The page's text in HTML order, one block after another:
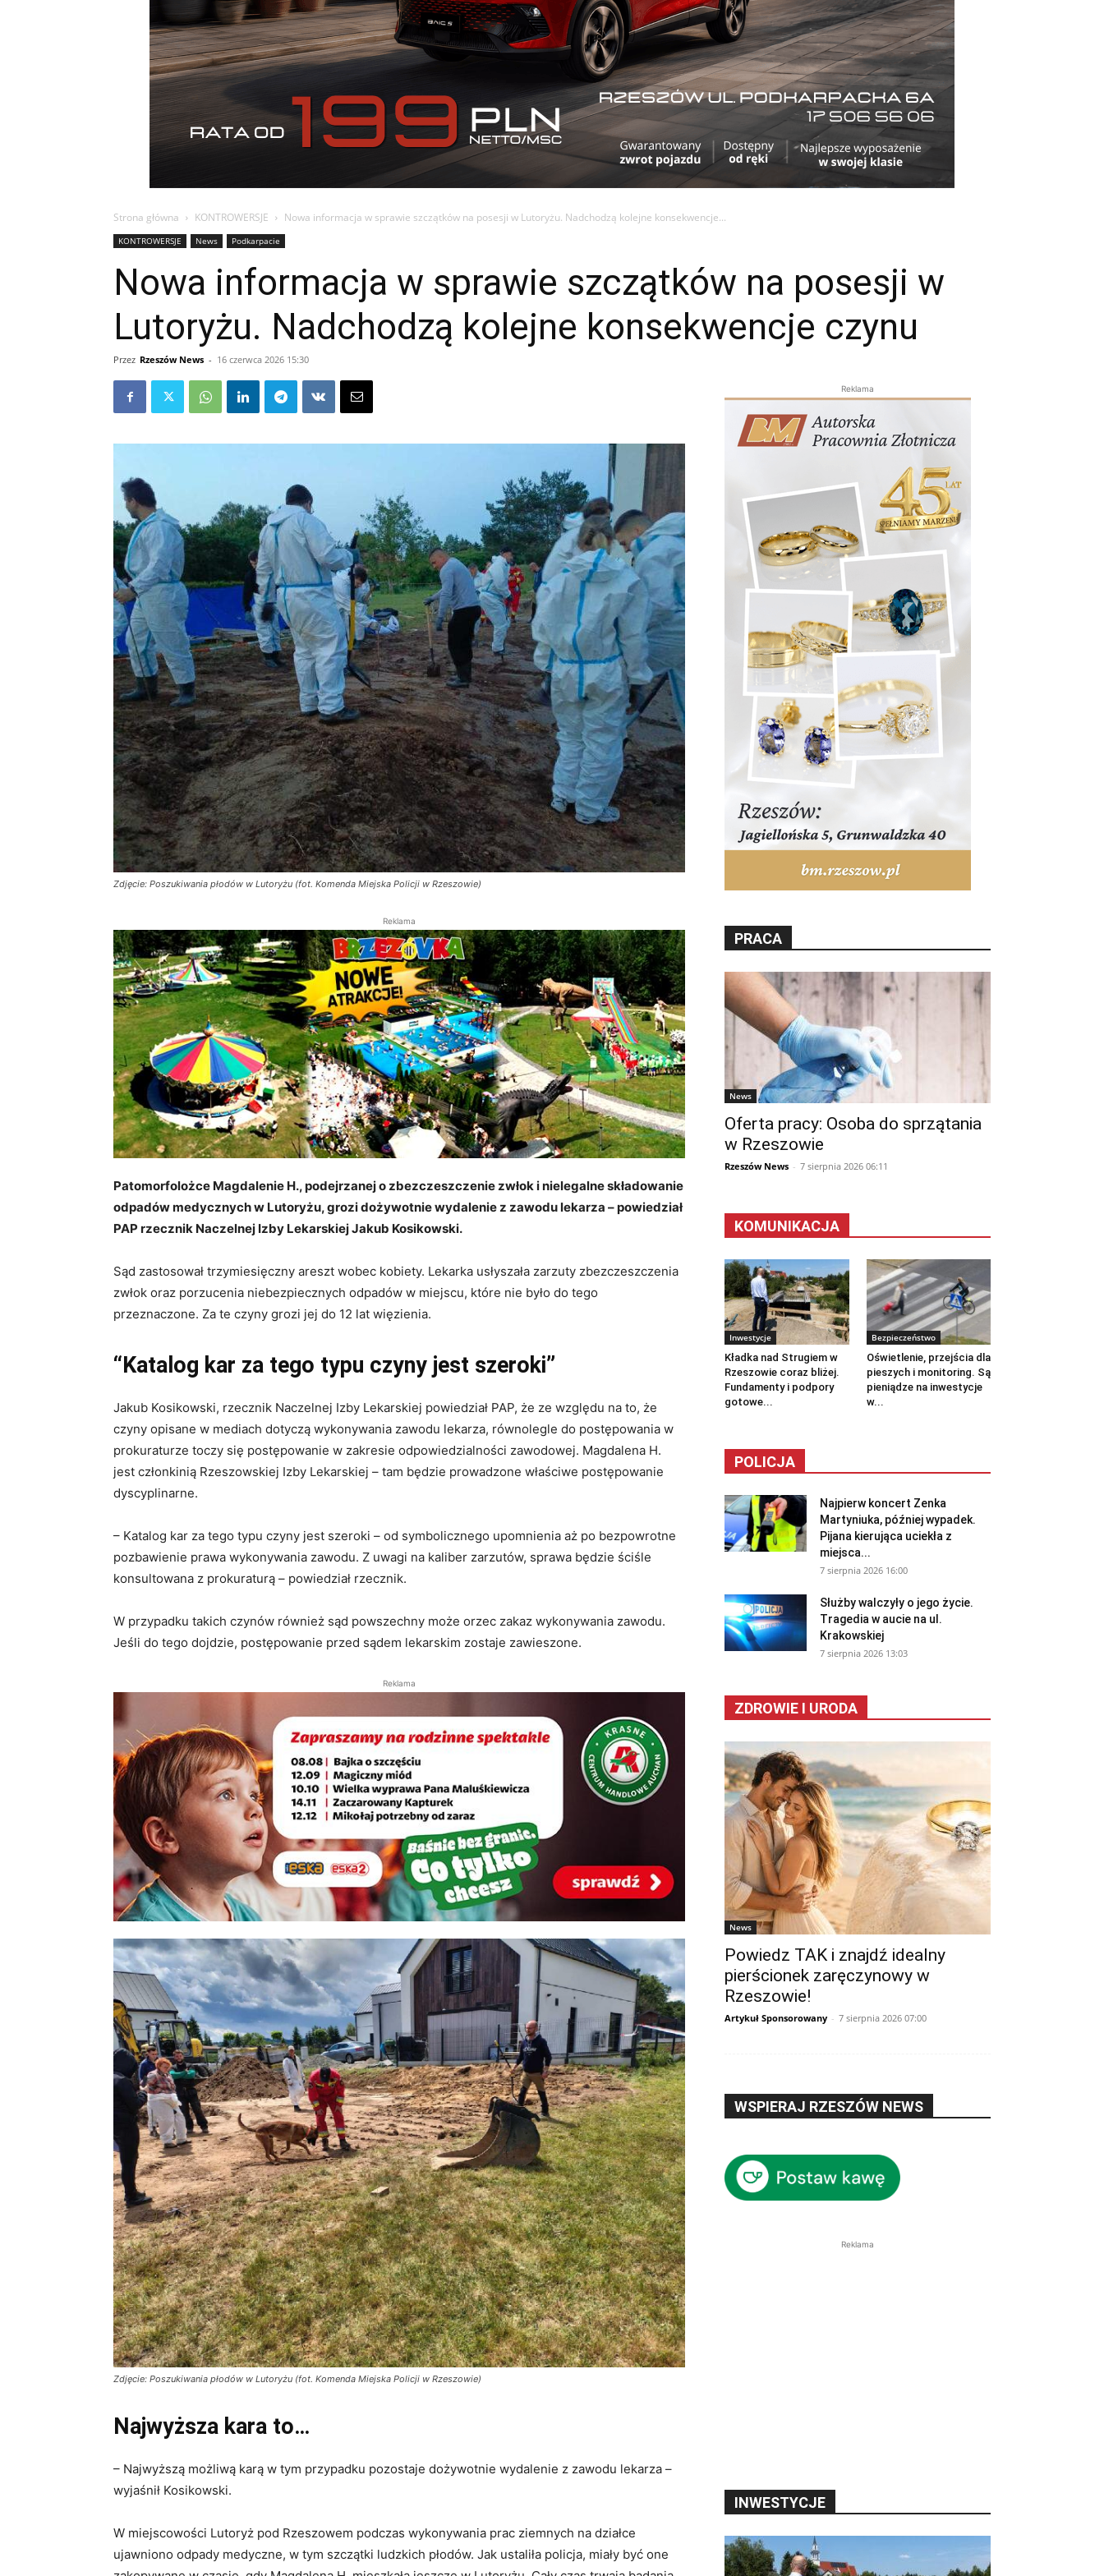
Strona główna KONTROWERSJE Nowa informacja w sprawie szczątków na posesji w Lutoryżu. Nadchodzą kolejne konsekwencje...
KONTROWERSJE News Podkarpacie
Nowa informacja w sprawie szczątków na posesji w
Lutoryżu. Nadchodzą kolejne konsekwencje czynu
Przez Rzeszów News - 16 czerwca 2026 15:30
Zdjęcie: Poszukiwania płodów w Lutoryżu (fot. Komenda Miejska Policji w Rzeszowie)
Reklama
Patomorfolożce Magdalenie H., podejrzanej o zbezczeszczenie zwłok i nielegalne składowanie
odpadów medycznych w Lutoryżu, grozi dożywotnie wydalenie z zawodu lekarza – powiedział
PAP rzecznik Naczelnej Izby LekarskiejJakub Kosikowski.
Sąd zastosował trzymiesięczny areszt wobec kobiety. Lekarka usłyszała zarzuty zbezczeszczenia
zwłok oraz porzucenia niebezpiecznych odpadów w miejscu, które nie było do tego
przeznaczone. Za te czyny grozi jej do 12 lat więzienia.
“Katalog kar za tego typu czyny jest szeroki”
Jakub Kosikowski, rzecznik Naczelnej Izby Lekarskiej powiedział PAP, że ze względu na to, że
czyny opisane w mediach dotyczą wykonywania zawodu lekarza, równolegle do postępowania w
prokuraturze toczy się postępowanie w zakresie odpowiedzialności zawodowej. Magdalena H.
jest członkinią Rzeszowskiej Izby Lekarskiej – tam będzie prowadzone właściwe postępowanie
dyscyplinarne.
– Katalog kar za tego typu czyny jest szeroki – od symbolicznego upomnienia aż po bezpowrotne
pozbawienie prawa wykonywania zawodu. Z uwagi na kaliber zarzutów, sprawa będzie ściśle
konsultowana z prokuraturą – powiedział rzecznik.
W przypadku takich czynów również sąd powszechny może orzec zakaz wykonywania zawodu.
Jeśli do tego dojdzie, postępowanie przed sądem lekarskim zostaje zawieszone.
Reklama
Zdjęcie: Poszukiwania płodów w Lutoryżu (fot. Komenda Miejska Policji w Rzeszowie)
Najwyższa kara to…
– Najwyższą możliwą karą w tym przypadku pozostaje dożywotnie wydalenie z zawodu lekarza –
wyjaśnił Kosikowski.
W miejscowości Lutoryż pod Rzeszowem podczas wykonywania prac ziemnych na działce
ujawniono odpady medyczne, w tym szczątki ludzkich płodów. Jak ustaliła policja, miały być one
Reklama
PRACA
News
Oferta pracy: Osoba do sprzątania
w Rzeszowie
Rzeszów News - 7 sierpnia 2026 06:11
KOMUNIKACJA
Inwestycje
Kładka nad Strugiem w
Rzeszowie coraz bliżej.
Fundamenty i podpory
gotowe...
Bezpieczeństwo
Oświetlenie, przejścia dla
pieszych i monitoring. Są
pieniądze na inwestycje
w...
POLICJA
Najpierw koncert Zenka
Martyniuka, później wypadek.
Pijana kierująca uciekła z
miejsca...
7 sierpnia 2026 16:00
Służby walczyły o jego życie.
Tragedia w aucie na ul.
Krakowskiej
7 sierpnia 2026 13:03
ZDROWIE I URODA
News
Powiedz TAK i znajdź idealny
pierścionek zaręczynowy w
Rzeszowie!
Artykuł Sponsorowany - 7 sierpnia 2026 07:00
WSPIERAJ RZESZÓW NEWS
Reklama
INWESTYCJE